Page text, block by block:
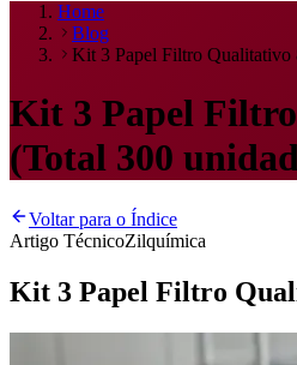
Home
Blog
Kit 3 Papel Filtro Qualitativo
Kit 3 Papel Filtro
(Total 300
Voltar para o Índice
Artigo TécnicoZilquímica
Kit 3 Papel Filtro